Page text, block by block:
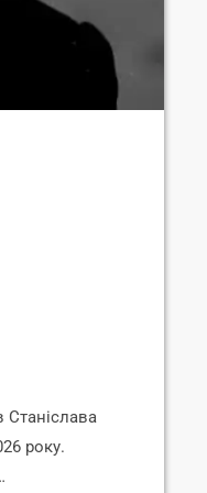
Станіслава
року.